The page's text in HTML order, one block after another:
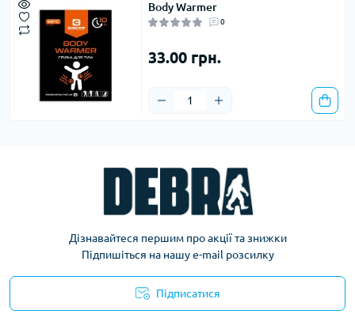
Body Warmer
0
33.00 грн.
Дізнавайтеся першим про акції та знижки
Підпишіться на нашу e-mail розсилку
Підписатися